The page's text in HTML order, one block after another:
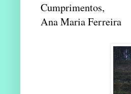
Cumprimentos,
Ana Maria Ferreira